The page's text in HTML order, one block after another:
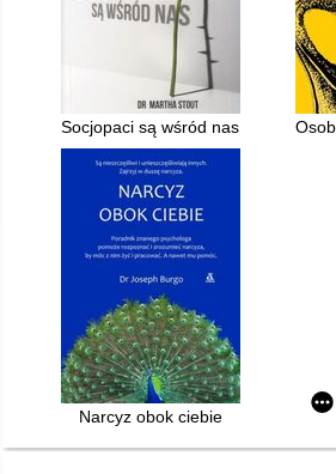
Socjopaci są wśród nas : ludzie
Narcyz obok ciebie